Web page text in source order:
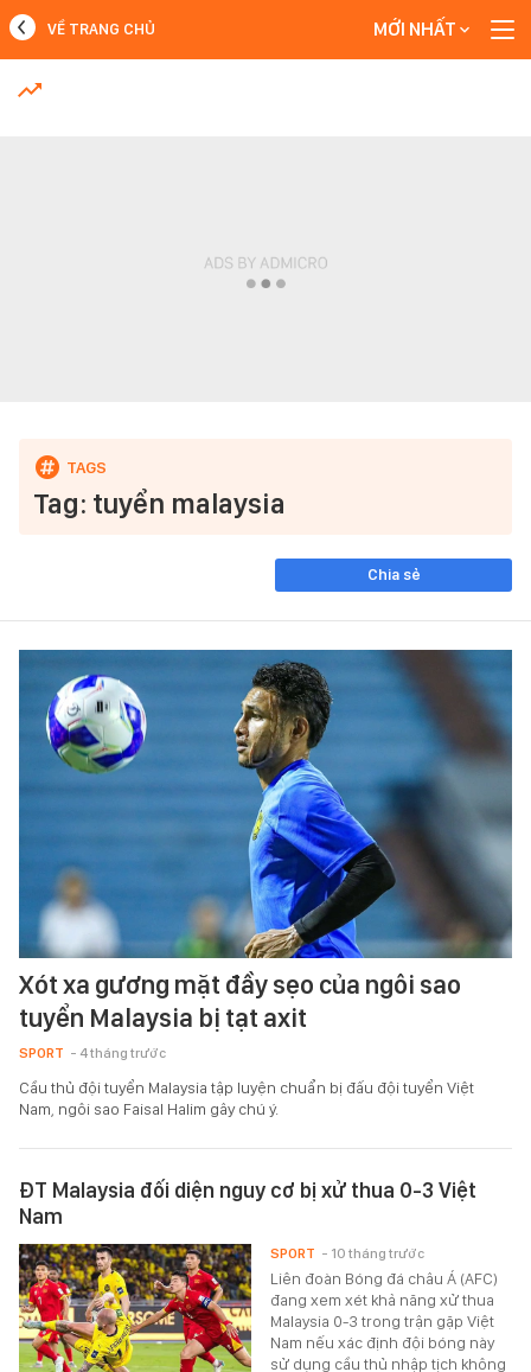
MỚI NHẤT
VỀ TRANG CHỦ MỚI NHẤT
Tag: tuyển malaysia
Chia sẻ
Xót xa gương mặt đầy sẹo của ngôi sao
tuyển Malaysia bị tạt axit
SPORT - 4 tháng trước
Cầu thủ đội tuyển Malaysia tập luyện chuẩn bị đấu đội tuyển Việt
Nam, ngôi sao Faisal Halim gây chú ý.
ĐT Malaysia đối diện nguy cơ bị xử thua 0-3 Việt
Nam
Liên đoàn Bóng đá châu Á (AFC)
đang xem xét khả năng xử thua
Malaysia 0-3 trong trận gặp Việt
Nam nếu xác định đội bóng này
sử dụng cầu thủ nhập tịch không
SPORT - 10 tháng trước